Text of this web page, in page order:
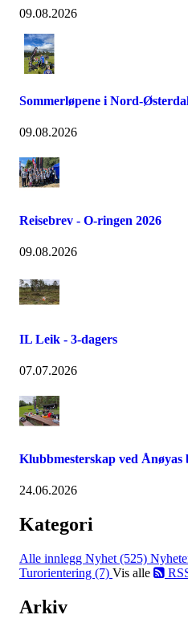
09.08.2026
Sommerløpene i Nord-
09.08.2026
Reisebrev - O-ringen 2026
09.08.2026
IL Leik - 3-dagers
07.07.2026
Klubbmesterskap ved
24.06.2026
Kategori
Alle innlegg Nyhet (525)
Turorientering (7) Vis alle
Arkiv